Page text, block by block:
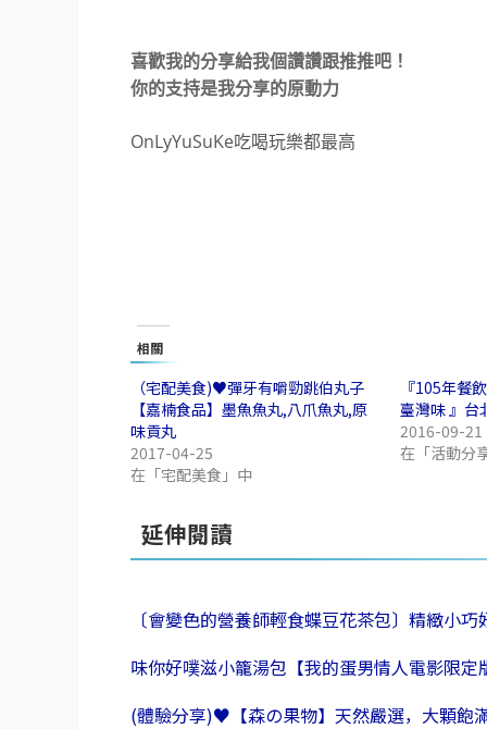
喜歡我的分享給我個讚讚跟推推吧！
你的支持是我分享的原動力
OnLyYuSuKe吃喝玩樂都最高
相關
（宅配美食)♥彈牙有嚼勁跳伯丸子
【嘉楠食品】墨魚魚丸,八爪魚丸,原
味貢丸
2017-04-25
在「宅配美食」中
『105年餐
臺灣味 』台
2016-09-21
在「活動分
延伸閱讀
〔會變色的營養師輕食蝶豆花茶包〕精緻小
味你好噗滋小籠湯包【我的蛋男情人電影限
(體驗分享)♥【森の果物】天然嚴選，大顆飽